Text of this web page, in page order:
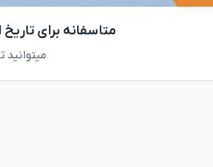
متاسفانه برای
میتوانید